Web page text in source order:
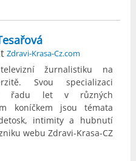
Zdravi-Krasa-Cz.com
žurnalistiku na
Svou specializaci
řadu let v různých
koníčkem jsou témata
intimity a hubnutí
webu Zdravi-Krasa-CZ